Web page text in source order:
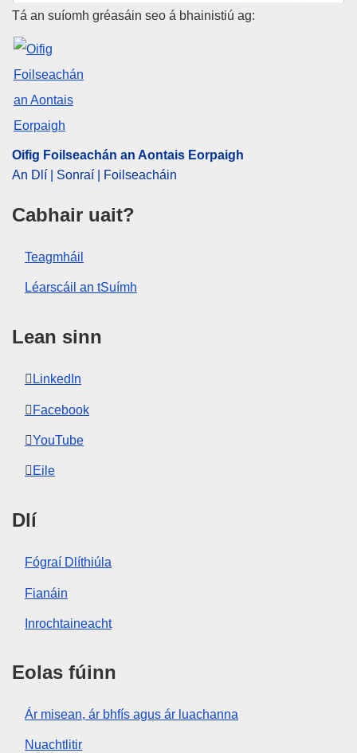
Aontais Eorpaigh
Oifig Foilseachán an Aontais
Tá an suíomh gréasáin seo á bhainistiú ag:
Oifig Foilseachán an Aontais Eorpaigh
An Dlí | Sonraí | Foilseacháin
Cabhair uait?
Teagmháil
Léarscáil an tSuímh
Lean sinn
LinkedIn
Facebook
YouTube
Eile
Dlí
Fógraí Dlíthiúla
Fianáin
Inrochtaineacht
Eolas fúinn
Ár misean, ár bhfís agus ár luachanna
Nuachtlitir